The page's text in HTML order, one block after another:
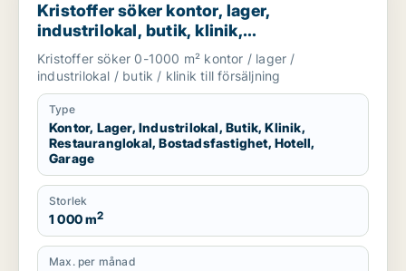
Kristoffer söker kontor, lager,
industrilokal, butik, klinik,
restauranglokal, bostadsfastighet, hotell
eller garage till salu i Sotenäs, Vårgårda
eller Grästorp m.fl.
Kristoffer söker 0-1000 m² kontor / lager /
industrilokal / butik / klinik till försäljning
Type
Kontor, Lager, Industrilokal, Butik, Klinik,
Restauranglokal, Bostadsfastighet, Hotell,
Garage
Storlek
1 000 m2
Max. per månad